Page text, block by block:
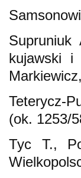
kujawski i
Teterycz-
(ok. 1253/
Tyc T.,